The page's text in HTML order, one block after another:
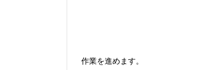
作業を進めます。